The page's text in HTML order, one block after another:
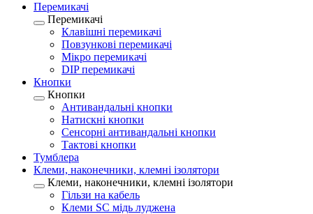
Перемикачі
Перемикачі
Клавішні перемикачі
Повзункові перемикачі
Мікро перемикачі
DIP перемикачі
Кнопки
Кнопки
Антивандальні кнопки
Натискні кнопки
Сенсорні антивандальні кнопки
Тактові кнопки
Тумблера
Клеми, наконечники, клемні ізолятори
Клеми, наконечники, клемні ізолятори
Гільзи на кабель
Клеми SC мідь луджена